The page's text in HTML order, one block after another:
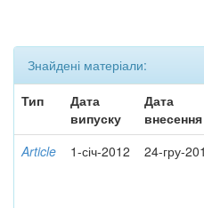
Знайдені матеріали:
Тип
Дата
випуску
Дата
внесення
Article 1-січ-2012 24-гру-